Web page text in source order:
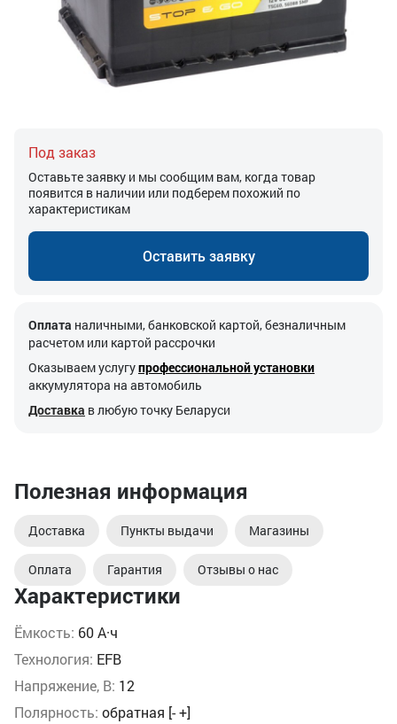
Характеристики
Ёмкость: 60 А·ч
Технология: EFB
Напряжение, В: 12
Полярность: обратная [- +]
Под заказ
Оставьте заявку и мы сообщим вам, когда товар
появится в наличии или подберем похожий по
характеристикам
Оставить заявку
Оплата наличными, банковской картой, безналичным
расчетом или картой рассрочки
Оказываем услугупрофессиональной установки
аккумулятора на автомобиль
Доставка в любую точку Беларуси
Полезная информация
Доставка Пункты выдачи Магазины
Оплата Гарантия Отзывы о нас